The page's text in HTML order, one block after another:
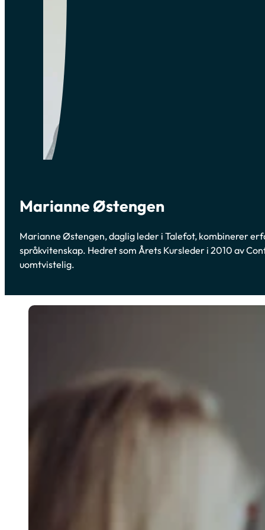
Marianne Østengen
Marianne Østengen, daglig leder i Talefot, kombinerer
språkvitenskap. Hedret som Årets Kursleder i 2010 av
uomtvistelig.